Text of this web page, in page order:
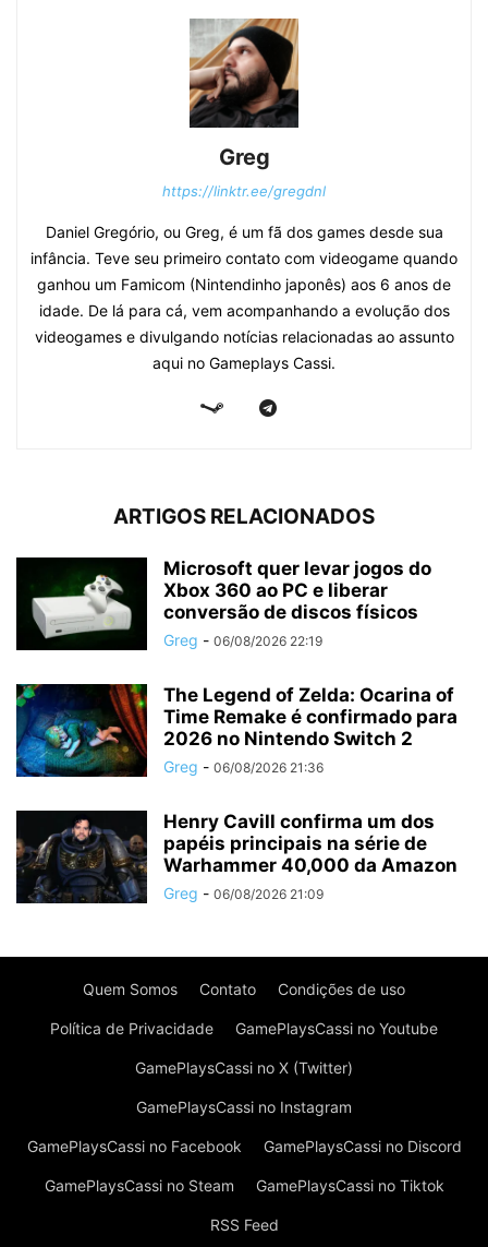
Greg
https://linktr.ee/gregdnl
Daniel Gregório, ou Greg, é um fã dos games desde sua
infância. Teve seu primeiro contato com videogame quando
ganhou um Famicom (Nintendinho japonês) aos 6 anos de
idade. De lá para cá, vem acompanhando a evolução dos
videogames e divulgando notícias relacionadas ao assunto
aqui no Gameplays Cassi.
ARTIGOS RELACIONADOS
Microsoft quer levar jogos do
Xbox 360 ao PC e liberar
conversão de discos físicos
Greg - 06/08/2026 22:19
The Legend of Zelda: Ocarina of
Time Remake é confirmado para
2026 no Nintendo Switch 2
Greg - 06/08/2026 21:36
Henry Cavill confirma um dos
papéis principais na série de
Warhammer 40,000 da Amazon
Greg - 06/08/2026 21:09
Quem Somos Contato Condições de uso
Política de Privacidade GamePlaysCassi no Youtube
GamePlaysCassi no X (Twitter)
GamePlaysCassi no Instagram
GamePlaysCassi no Facebook GamePlaysCassi no Discord
GamePlaysCassi no Steam GamePlaysCassi no Tiktok
RSS Feed